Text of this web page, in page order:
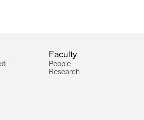
d
Facu ty
Peopl e
Research